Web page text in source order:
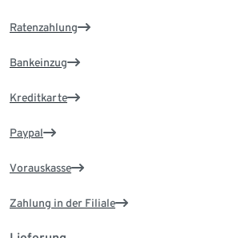
Ratenzahlung
Bankeinzug
Kreditkarte
Paypal
Vorauskasse
Zahlung in der Filiale